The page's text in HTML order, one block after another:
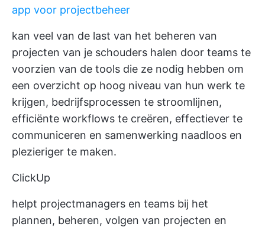
app voor projectbeheer
kan veel van de last van het beheren van
projecten van je schouders halen door teams te
voorzien van de tools die ze nodig hebben om
een overzicht op hoog niveau van hun werk te
krijgen, bedrijfsprocessen te stroomlijnen,
efficiënte workflows te creëren, effectiever te
communiceren en samenwerking naadloos en
plezieriger te maken.
ClickUp
helpt projectmanagers en teams bij het
plannen, beheren, volgen van projecten en